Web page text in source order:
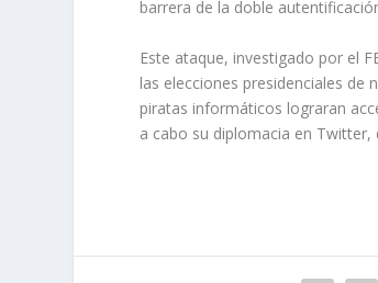
barrera de la doble
Este ataque, investigado por el
las elecciones presidenciales de
piratas informáticos lograran
a cabo su diplomacia en